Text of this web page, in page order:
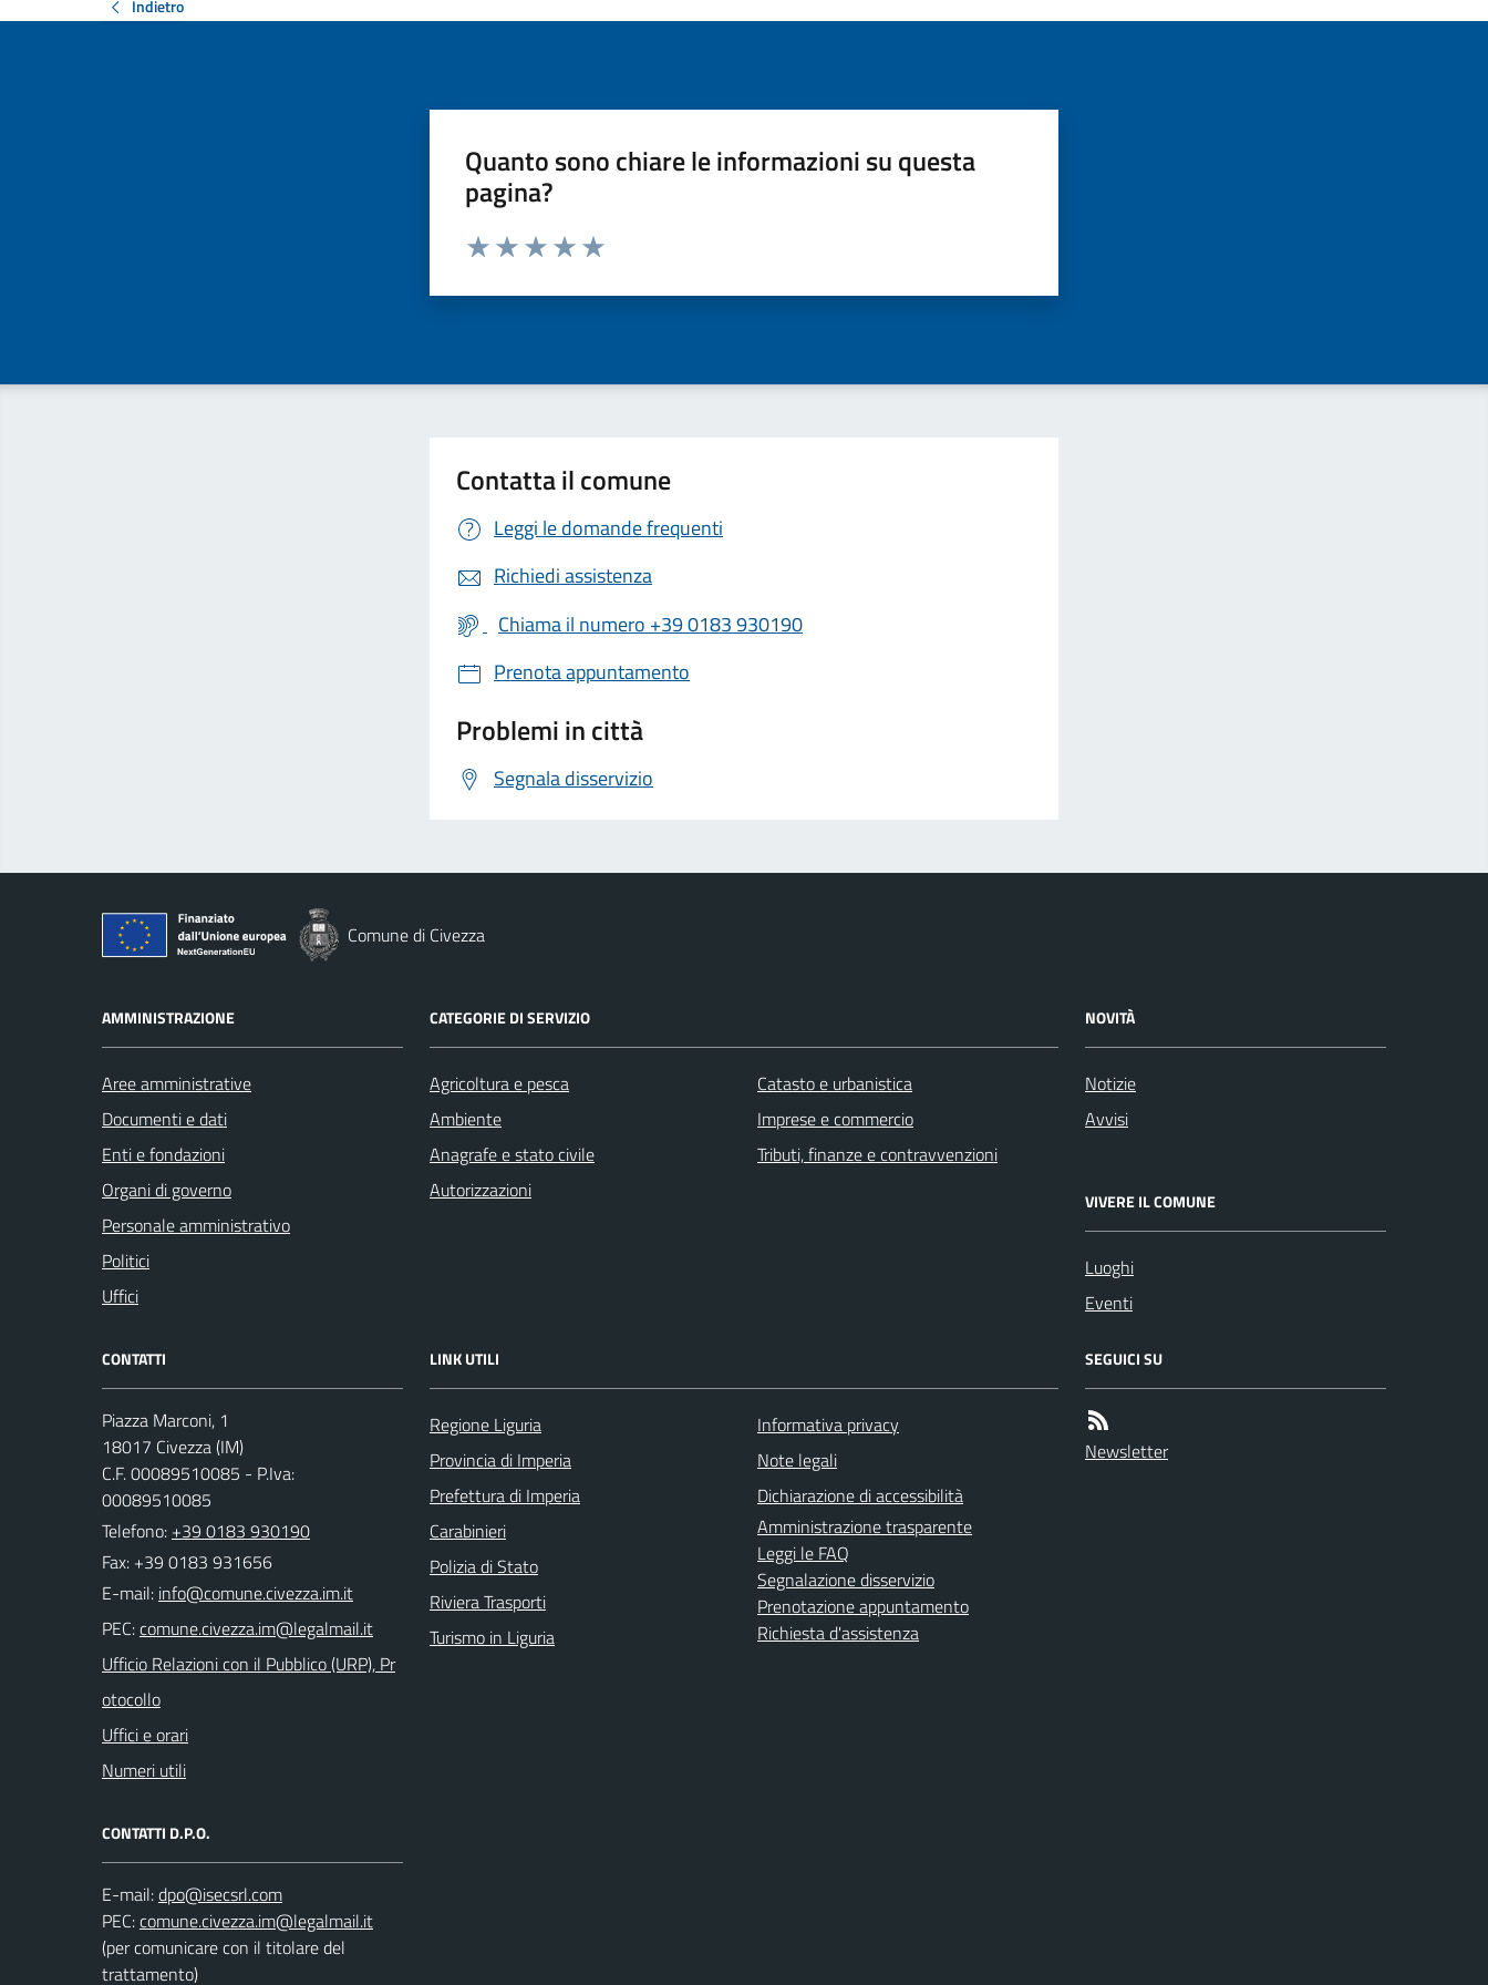
Indietro
Quanto sono chiare le informazioni su questa
pagina?
Valuta da 1 a 5 stelle la pagina
Contatta il comune
Leggi le domande frequenti
Richiedi assistenza
Chiama il numero +39 0183 930190
Prenota appuntamento
Problemi in città
Segnala disservizio
Comune di Civezza
AMMINISTRAZIONE
Aree amministrative
Documenti e dati
Enti e fondazioni
Organi di governo
Personale amministrativo
Politici
Uffici
CATEGORIE DI SERVIZIO
Agricoltura e pesca
Ambiente
Anagrafe e stato civile
Autorizzazioni
Catasto e urbanistica
Imprese e commercio
Tributi, finanze e contravvenzioni
NOVITÀ
Notizie
Avvisi
VIVERE IL COMUNE
Luoghi
Eventi
CONTATTI
Piazza Marconi, 1
18017 Civezza (IM)
C.F. 00089510085 - P.Iva:
00089510085
Telefono: +39 0183 930190
Fax: +39 0183 931656
E-mail:
PEC:
Ufficio Relazioni con il Pubblico (URP), Pr
otocollo
Uffici e orari
Numeri utili
CONTATTI D.P.O.
E-mail:
PEC:
(per comunicare con il titolare del
trattamento)
LINK UTILI
Regione Liguria
Provincia di Imperia
Prefettura di Imperia
Carabinieri
Polizia di Stato
Riviera Trasporti
Turismo in Liguria
Informativa privacy
Note legali
Dichiarazione di accessibilità
Amministrazione trasparente
Leggi le FAQ
Segnalazione disservizio
Prenotazione appuntamento
Richiesta d'assistenza
SEGUICI SU
Newsletter